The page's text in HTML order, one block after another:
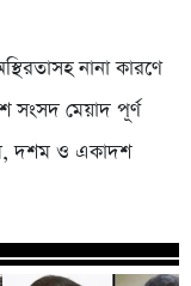
নানা কারণে
সংসদ মেয়াদ পূর্ণ
দশম ও একাদশ